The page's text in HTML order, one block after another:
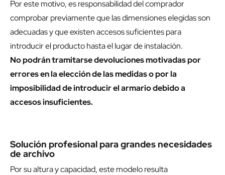
Por este motivo, es responsabilidad del comprador
comprobar previamente que las dimensiones elegidas son
adecuadas y que existen accesos suficientes para
introducir el producto hasta el lugar de instalación.
No podrán tramitarse devoluciones motivadas por
errores en la elección de las medidas o por la
imposibilidad de introducir el armario debido a
accesos insuficientes.
Solución profesional para grandes necesidades
de archivo
Por su altura y capacidad, este modelo resulta